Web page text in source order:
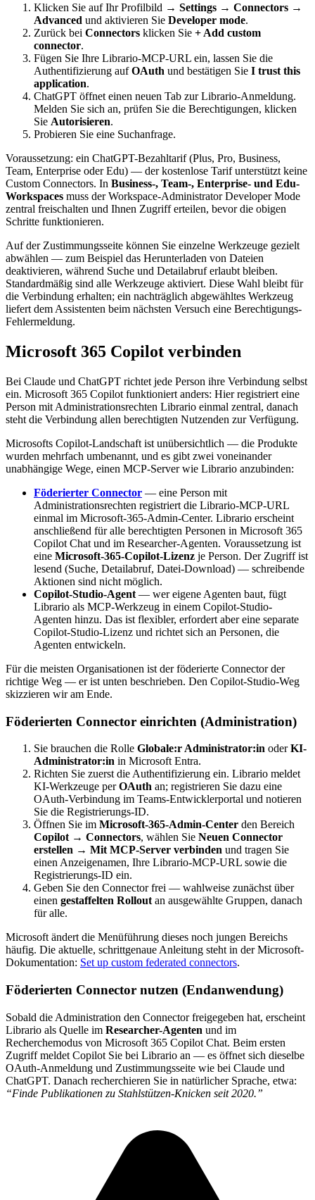
Klicken Sie auf Ihr Profilbild → Settings → Connectors →
Advanced und aktivieren Sie Developer mode.
Zurück bei Connectors klicken Sie + Add custom
connector.
Fügen Sie Ihre Librario-MCP-URL ein, lassen Sie die
Authentifizierung aufOAuth und bestätigen Sie I trust this
application.
ChatGPT öffnet einen neuen Tab zur Librario-Anmeldung.
Melden Sie sich an, prüfen Sie die Berechtigungen, klicken
Sie Autorisieren.
Probieren Sie eine Suchanfrage.
Voraussetzung: ein ChatGPT-Bezahltarif (Plus, Pro, Business,
Team, Enterprise oder Edu) — der kostenlose Tarif unterstützt keine
Custom Connectors. In Business-, Team-, Enterprise- und Edu-
Workspaces muss der Workspace-Administrator Developer Mode
zentral freischalten und Ihnen Zugriff erteilen, bevor die obigen
Schritte funktionieren.
Auf der Zustimmungsseite können Sie einzelne Werkzeuge gezielt
abwählen — zum Beispiel das Herunterladen von Dateien
deaktivieren, während Suche und Detailabruf erlaubt bleiben.
Standardmäßig sind alle Werkzeuge aktiviert. Diese Wahl bleibt für
die Verbindung erhalten; ein nachträglich abgewähltes Werkzeug
liefert dem Assistenten beim nächsten Versuch eine Berechtigungs-
Fehlermeldung.
Microsoft 365 Copilot verbinden
Bei Claude und ChatGPT richtet jede Person ihre Verbindung selbst
ein. Microsoft 365 Copilot funktioniert anders: Hier registriert eine
Person mit Administrationsrechten Librario einmal zentral, danach
steht die Verbindung allen berechtigten Nutzenden zur Verfügung.
Microsofts Copilot-Landschaft ist unübersichtlich — die Produkte
wurden mehrfach umbenannt, und es gibt zwei voneinander
unabhängige Wege, einen MCP-Server wie Librario anzubinden:
Föderierter Connector — eine Person mit
Administrationsrechten registriert die Librario-MCP-URL
einmal im Microsoft-365-Admin-Center. Librario erscheint
anschließend für alle berechtigten Personen in Microsoft 365
Copilot Chat und im Researcher-Agenten. Voraussetzung ist
eine Microsoft-365-Copilot-Lizenz je Person. Der Zugriff ist
lesend (Suche, Detailabruf, Datei-Download) — schreibende
Aktionen sind nicht möglich.
Copilot-Studio-Agent — wer eigene Agenten baut, fügt
Librario als MCP-Werkzeug in einem Copilot-Studio-
Agenten hinzu. Das ist flexibler, erfordert aber eine separate
Copilot-Studio-Lizenz und richtet sich an Personen, die
Agenten entwickeln.
Für die meisten Organisationen ist der föderierte Connector der
richtige Weg — er ist unten beschrieben. Den Copilot-Studio-Weg
skizzieren wir am Ende.
Föderierten Connector einrichten (Administration)
Sie brauchen die Rolle Globale:r Administrator:in oderKI-
Administrator:in in Microsoft Entra.
Richten Sie zuerst die Authentifizierung ein. Librario meldet
KI-Werkzeuge perOAuth an; registrieren Sie dazu eine
OAuth-Verbindung im Teams-Entwicklerportal und notieren
Sie die Registrierungs-ID.
Öffnen Sie im Microsoft-365-Admin-Center den Bereich
Copilot → Connectors, wählen Sie Neuen Connector
erstellen → Mit MCP-Server verbinden und tragen Sie
einen Anzeigenamen, Ihre Librario-MCP-URL sowie die
Registrierungs-ID ein.
Geben Sie den Connector frei — wahlweise zunächst über
einen gestaffelten Rollout an ausgewählte Gruppen, danach
für alle.
Microsoft ändert die Menüführung dieses noch jungen Bereichs
häufig. Die aktuelle, schrittgenaue Anleitung steht in der Microsoft-
Dokumentation: Set up custom federated connectors.
Föderierten Connector nutzen (Endanwendung)
Sobald die Administration den Connector freigegeben hat, erscheint
Librario als Quelle im Researcher-Agenten und im
Recherchemodus von Microsoft 365 Copilot Chat. Beim ersten
Zugriff meldet Copilot Sie bei Librario an — es öffnet sich dieselbe
OAuth-Anmeldung und Zustimmungsseite wie bei Claude und
ChatGPT. Danach recherchieren Sie in natürlicher Sprache, etwa:
“Finde Publikationen zu Stahlstützen-Knicken seit 2020.”